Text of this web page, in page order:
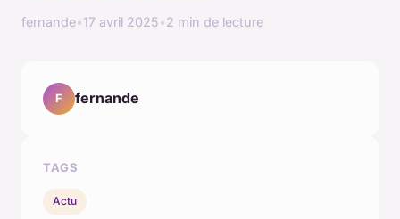
fernande•17 avril 2025•2 min de lecture
F fernande
TAGS
Actu